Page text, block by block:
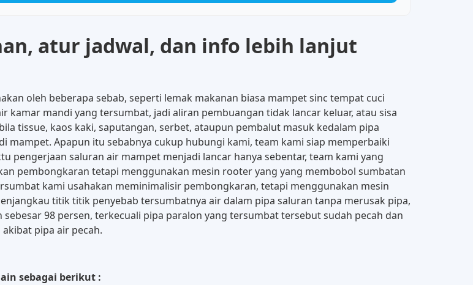
atur jadwal, dan info lebih lanjut
oleh beberapa sebab, seperti lemak makanan biasa mampet sinc tempat cuci
mandi yang tersumbat, jadi aliran pembuangan tidak lancar keluar, atau sisa
tissue, kaos kaki, saputangan, serbet, ataupun pembalut masuk kedalam pipa
mampet. Apapun itu sebabnya cukup hubungi kami, team kami siap memperbaiki
pengerjaan saluran air mampet menjadi lancar hanya sebentar, team kami yang
pembongkaran tetapi menggunakan mesin rooter yang yang membobol sumbatan
kami usahakan meminimalisir pembongkaran, tetapi menggunakan mesin
titik titik penyebab tersumbatnya air dalam pipa saluran tanpa merusak pipa,
98 persen, terkecuali pipa paralon yang tersumbat tersebut sudah pecah dan
pipa air pecah.
sebagai berikut :